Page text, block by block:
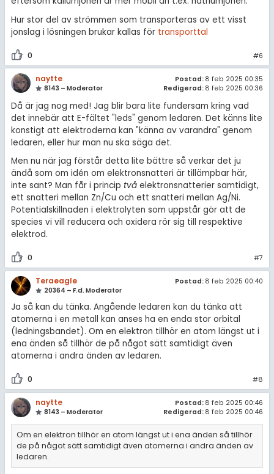
Hur stor del av strömmen som transporteras av ett visst
jonslag i lösningen brukar kallas för transporttal
0 #6
naytte
8143 – Moderator
Postad: 8 feb 2025 00:35
Redigerad: 8 feb 2025 00:36
Då är jag nog med! Jag blir bara lite fundersam kring vad
det innebär att E-fältet "leds" genom ledaren. Det känns lite
konstigt att elektroderna kan "känna av varandra" genom
ledaren, eller hur man nu ska säga det.
Men nu när jag förstår detta lite bättre så verkar det ju
ändå som om idén om elektronsnatteri är tillämpbar här,
inte sant? Man får i princip två elektronsnatterier samtidigt,
ett snatteri mellan Zn/Cu och ett snatteri mellan Ag/Ni.
Potentialskillnaden i elektrolyten som uppstår gör att de
species vi vill reducera och oxidera rör sig till respektive
elektrod.
0 #7
Teraeagle
20364 – F.d. Moderator
Postad: 8 feb 2025 00:40
Ja så kan du tänka. Angående ledaren kan du tänka att
atomerna i en metall kan anses ha en enda stor orbital
(ledningsbandet). Om en elektron tillhör en atom längst ut i
ena änden så tillhör de på något sätt samtidigt även
atomerna i andra änden av ledaren.
0 #8
naytte
8143 – Moderator
Postad: 8 feb 2025 00:46
Redigerad: 8 feb 2025 00:46
Om en elektron tillhör en atom längst ut i ena änden så tillhör
de på något sätt samtidigt även atomerna i andra änden av
ledaren.